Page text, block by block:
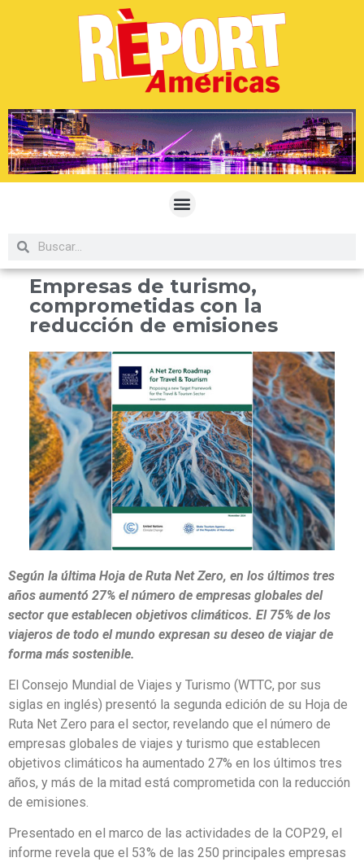
Empresas de turismo,
comprometidas con la
reducción de emisiones
Según la última Hoja de Ruta Net Zero, en los últimos tres
años aumentó 27% el número de empresas globales del
sector que establecen objetivos climáticos. El 75% de los
viajeros de todo el mundo expresan su deseo de viajar de
forma más sostenible.
El Consejo Mundial de Viajes y Turismo (WTTC, por sus
siglas en inglés) presentó la segunda edición de su Hoja de
Ruta Net Zero para el sector, revelando que el número de
empresas globales de viajes y turismo que establecen
objetivos climáticos ha aumentado 27% en los últimos tres
años, y más de la mitad está comprometida con la reducción
de emisiones.
Presentado en el marco de las actividades de la COP29, el
informe revela que el 53% de las 250 principales empresas